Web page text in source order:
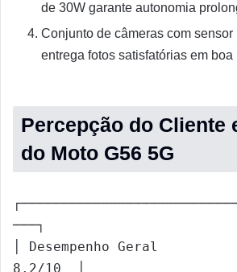
de 30W garante autonomia
Conjunto de câmeras com
entrega fotos satisfatórias em
Percepção do Cliente
do Moto G56 5G
───┐
│ Desempenho Geral
8.2/10  │